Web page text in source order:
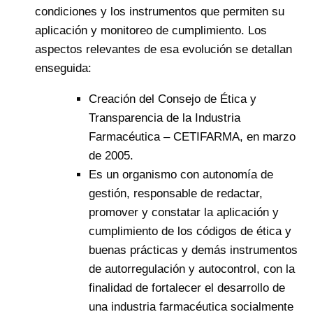
condiciones y los instrumentos que permiten su
aplicación y monitoreo de cumplimiento. Los
aspectos relevantes de esa evolución se detallan
enseguida:
Creación del Consejo de Ética y
Transparencia de la Industria
Farmacéutica – CETIFARMA, en marzo
de 2005.
Es un organismo con autonomía de
gestión, responsable de redactar,
promover y constatar la aplicación y
cumplimiento de los códigos de ética y
buenas prácticas y demás instrumentos
de autorregulación y autocontrol, con la
finalidad de fortalecer el desarrollo de
una industria farmacéutica socialmente